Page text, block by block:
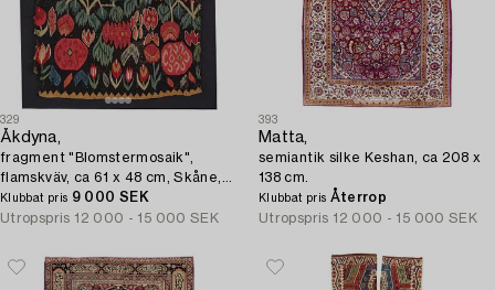
329
Åkdyna,
fragment "Blomstermosaik",
flamskväv, ca 61 x 48 cm, Skåne,
omkring år 1800.
Klubbat pris 9 000 SEK
Utropspris 12 000 - 15 000 SEK
393
Matta,
semiantik silke Keshan, ca 208 x
138 cm.
Klubbat pris Återrop
Utropspris 12 000 - 15 000 SEK